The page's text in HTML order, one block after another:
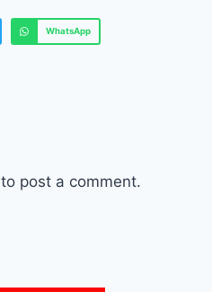
WhatsApp
to post a comment.